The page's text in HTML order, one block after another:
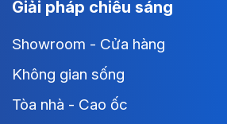
Giải pháp chiếu sáng
Showroom - Cửa hàng
Không gian sống
Tòa nhà - Cao ốc